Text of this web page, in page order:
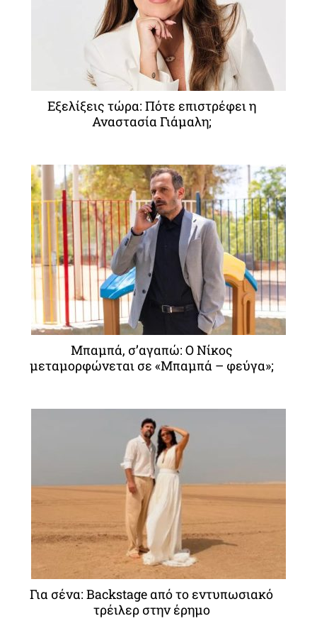
Εξελίξεις τώρα: Πότε επιστρέφει η
Αναστασία Γιάμαλη;
Μπαμπά, σ’αγαπώ: O Νίκος
μεταμορφώνεται σε «Μπαμπά – φεύγα»;
Για σένα: Backstage από το εντυπωσιακό
τρέιλερ στην έρημο